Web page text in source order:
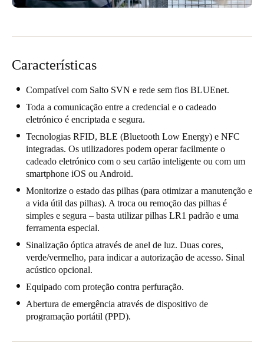
DeutschFrançaisItaliano
United Kingdom
English
Ireland
English
France
Français
Netherlands
NederlandsEnglish
Belgium
English
Características
Compatível com Salto SVN e rede sem fios BLUEnet.
Toda a comunicação entre a credencial e o cadeado
eletrónico é encriptada e segura.
Tecnologias RFID, BLE (Bluetooth Low Energy) e NFC
integradas. Os utilizadores podem operar facilmente o
cadeado eletrónico com o seu cartão inteligente ou com um
smartphone iOS ou Android.
Monitorize o estado das pilhas (para otimizar a manutenção e
a vida útil das pilhas). A troca ou remoção das pilhas é
simples e segura – basta utilizar pilhas LR1 padrão e uma
ferramenta especial.
Sinalização óptica através de anel de luz. Duas cores,
verde/vermelho, para indicar a autorização de acesso. Sinal
acústico opcional.
Equipado com proteção contra perfuração.
Abertura de emergência através de dispositivo de
programação portátil (PPD).